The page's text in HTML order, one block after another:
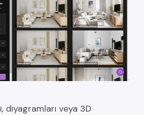
diyagramları veya 3D